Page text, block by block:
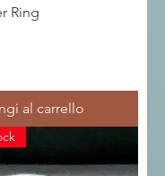
Ring
al carrello